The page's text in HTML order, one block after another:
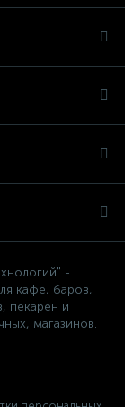
-
кафе, баров,
пекарен и
магазинов.